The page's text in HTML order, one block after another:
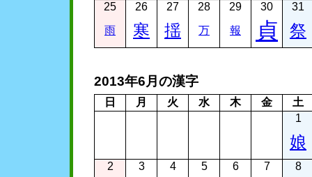
25
雨
26
寒
27
揺
28
万
29
報
30
貞
31
祭
2013年6月の漢字
日 月 火 水 木 金
土
1
娘
2 3 4 5 6 7 8